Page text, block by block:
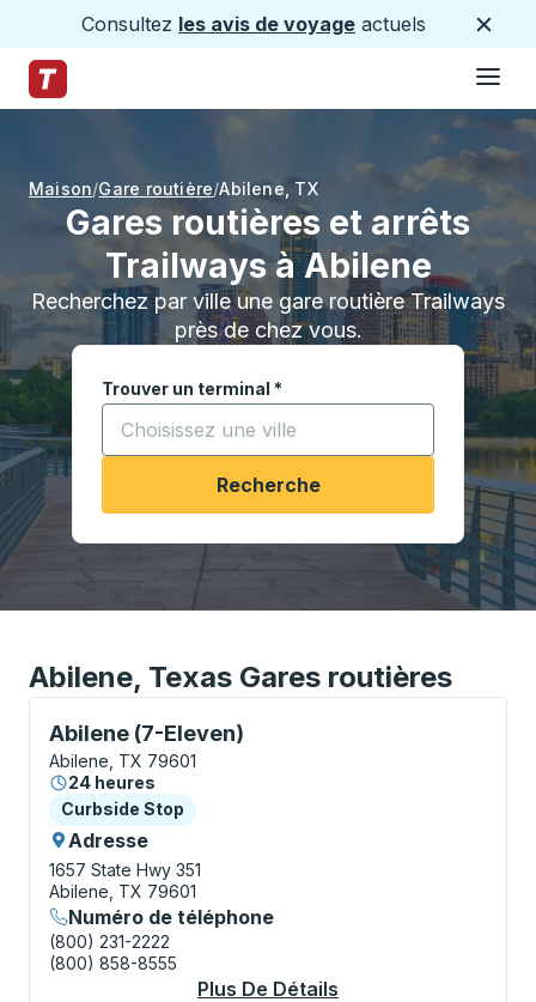
Consultez les avis de voyage actuels
Page d'accueil des sentiers
Maison Gare routière Abilene TX
Gares routières et arrêts
Trailways à Abilene
Recherchez par ville une gare routière Trailways
près de chez vous.
Trouver un terminal *
Commencez à saisir une ville pour ouvrir les
Recherche
Abilene, Texas Gares routières
Abilene (7-Eleven)
Curbside Stop, utilisez les touches fléchées ou la
Abilene, TX 79601
24 heures
Curbside Stop
Curbside Stop
Adresse
1657 State Hwy 351
Abilene, TX 79601
Numéro de téléphone
(800) 231-2222
(800) 858-8555
Plus De Détails